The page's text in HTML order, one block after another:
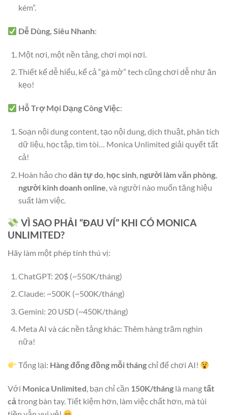
kém”.
Dễ Dùng, Siêu Nhanh:
Một nơi, một nền tảng, chơi mọi nơi.
Thiết kế dễ hiểu, kể cả “gà mờ” tech cũng chơi dễ như ăn
kẹo!
Hỗ Trợ Mọi Dạng Công Việc:
Soạn nội dung content, tạo nội dung, dịch thuật, phân tích
dữ liệu, học tập, tìm tòi… Monica Unlimited giải quyết tất
cả!
Hoàn hảo chodân tự do, học sinh, người làm văn phòng,
người kinh doanh online , và người nào muốn tăng hiệu
suất làm việc.
VÌ SAO PHẢI “ĐAU VÍ” KHI CÓ MONICA
UNLIMITED?
Hãy làm một phép tính thú vị:
ChatGPT: 20$ (~550K/tháng)
Claude: ~500K (~500K/tháng)
Gemini: 20 USD (~450K/tháng)
Meta AI và các nền tảng khác: Thêm hàng trăm nghìn
nữa!
Tổng lại: Hàng đống đồng mỗi thángchỉ để chơi AI!
Với Monica Unlimited, bạn chỉ cần 150K/tháng là mangtất
cảtrong bàn tay. Tiết kiệm hơn, làm việc chất hơn, mà túi